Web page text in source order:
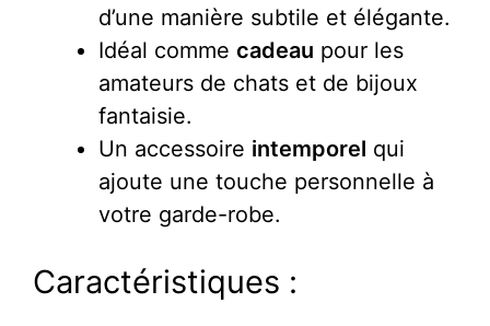
d’une manière subtile et élégante.
Idéal comme cadeau pour les
amateurs de chats et de bijoux
fantaisie.
Un accessoire intemporel qui
ajoute une touche personnelle à
votre garde-robe.
Caractéristiques :